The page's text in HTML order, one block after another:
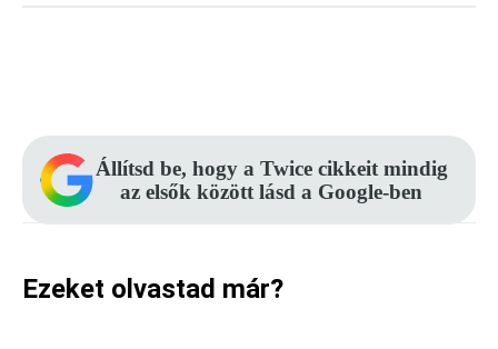
Állítsd be, hogy a Twice cikkeit mindig
az elsők között lásd a Google-ben
Ezeket olvastad már?